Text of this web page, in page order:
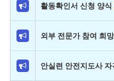
활동확인서 신청 양식
외부 전문가 참여 희
안실련 안전지도사